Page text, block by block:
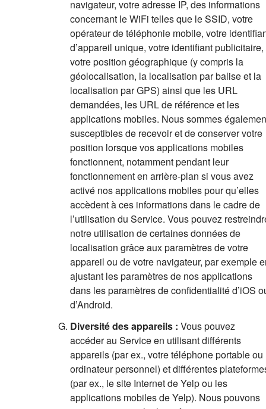
navigateur, votre adresse IP, des informations
concernant le WiFi telles que le SSID, votre
opérateur de téléphonie mobile, votre
d’appareil unique, votre identifiant publicitaire,
votre position géographique (y compris la
géolocalisation, la localisation par balise et la
localisation par GPS) ainsi que les URL
demandées, les URL de référence et les
applications mobiles. Nous sommes
susceptibles de recevoir et de conserver votre
position lorsque vos applications mobiles
fonctionnent, notamment pendant leur
fonctionnement en arrière-plan si vous avez
activé nos applications mobiles pour qu’elles
accèdent à ces informations dans le cadre de
l’utilisation du Service. Vous pouvez
notre utilisation de certaines données de
localisation grâce aux paramètres de votre
appareil ou de votre navigateur, par exemple
ajustant les paramètres de nos applications
dans les paramètres de confidentialité d’iOS
d’Android.
Diversité des appareils : Vous pouvez
accéder au Service en utilisant différents
appareils (par ex., votre téléphone portable ou
ordinateur personnel) et différentes
(par ex., le site Internet de Yelp ou les
applications mobiles de Yelp). Nous pouvons